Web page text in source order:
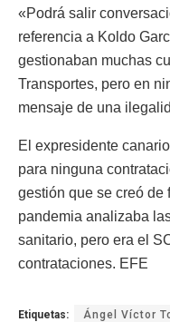
«Podrá salir
referencia a Koldo
gestionaban muchas
Transportes, pero en
mensaje de una
El expresidente
para ninguna
gestión que se creó de
pandemia analizaba
sanitario, pero era el
contrataciones. EFE
Etiquetas: Ángel Víctor